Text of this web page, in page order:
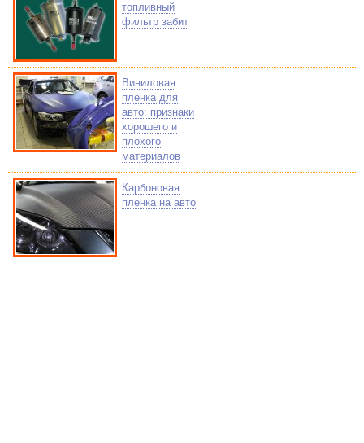
топливный
фильтр забит
Виниловая
пленка для
авто: признаки
хорошего и
плохого
материалов
Карбоновая
пленка на авто